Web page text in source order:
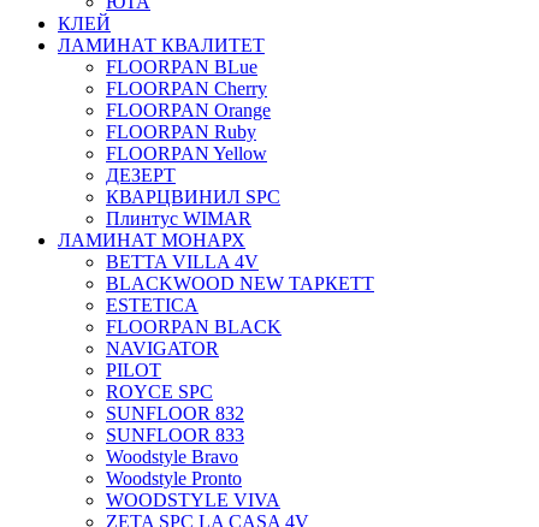
КЛЕЙ
ЛАМИНАТ КВАЛИТЕТ
FLOORPAN BLue
FLOORPAN Cherry
FLOORPAN Orange
FLOORPAN Ruby
FLOORPAN Yellow
ДЕЗЕРТ
КВАРЦВИНИЛ SPC
Плинтус WIMAR
ЛАМИНАТ МОНАРХ
BETTA VILLA 4V
BLACKWOOD NEW ТАРКЕТТ
ESTETICA
FLOORPAN BLACK
NAVIGATOR
PILOT
ROYCE SPC
SUNFLOOR 832
SUNFLOOR 833
Woodstyle Bravo
Woodstyle Pronto
WOODSTYLE VIVA
ZETA SPC LA CASA 4V